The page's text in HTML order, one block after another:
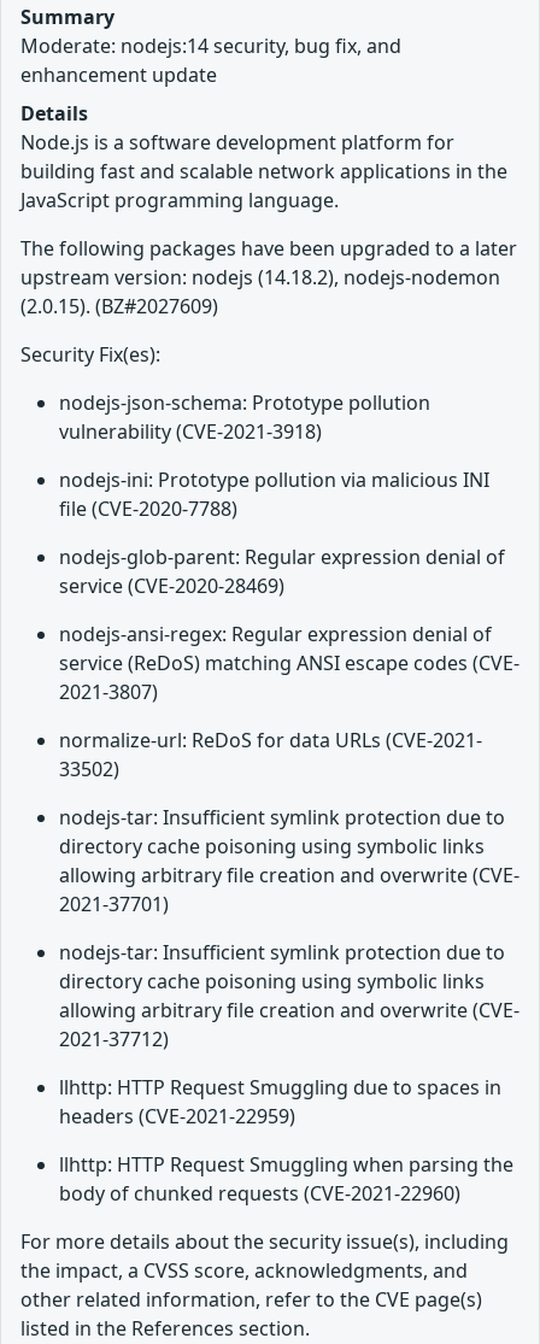
Summary
Moderate: nodejs:14 security, bug fix, and
enhancement update
Details
Node.js is a software development platform for
building fast and scalable network applications in the
JavaScript programming language.
The following packages have been upgraded to a later
upstream version: nodejs (14.18.2), nodejs-nodemon
(2.0.15). (BZ#2027609)
Security Fix(es):
nodejs-json-schema: Prototype pollution
vulnerability (CVE-2021-3918)
nodejs-ini: Prototype pollution via malicious INI
file (CVE-2020-7788)
nodejs-glob-parent: Regular expression denial of
service (CVE-2020-28469)
nodejs-ansi-regex: Regular expression denial of
service (ReDoS) matching ANSI escape codes (CVE-
2021-3807)
normalize-url: ReDoS for data URLs (CVE-2021-
33502)
nodejs-tar: Insufficient symlink protection due to
directory cache poisoning using symbolic links
allowing arbitrary file creation and overwrite (CVE-
2021-37701)
nodejs-tar: Insufficient symlink protection due to
directory cache poisoning using symbolic links
allowing arbitrary file creation and overwrite (CVE-
2021-37712)
llhttp: HTTP Request Smuggling due to spaces in
headers (CVE-2021-22959)
llhttp: HTTP Request Smuggling when parsing the
body of chunked requests (CVE-2021-22960)
For more details about the security issue(s), including
the impact, a CVSS score, acknowledgments, and
other related information, refer to the CVE page(s)
listed in the References section.